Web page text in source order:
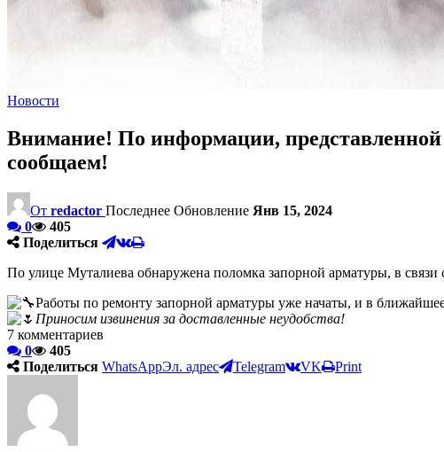
Новости
Внимание! По информации,
сообщаем!
От redactor Последнее Обновление Янв 15, 2024
0
405
Поделиться
По улице Муталиева обнаружена поломка запорной арматуры, в
Работы по ремонту запорной арматуры уже начаты, и в
Приносим извинения за доставленные неудобства!
7 комментариев
0
405
Поделиться WhatsAppЭл. адрес Telegram VK Print